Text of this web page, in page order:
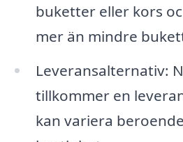
buketter eller kors
mer än mindre
Leveransalternativ:
tillkommer en
kan variera